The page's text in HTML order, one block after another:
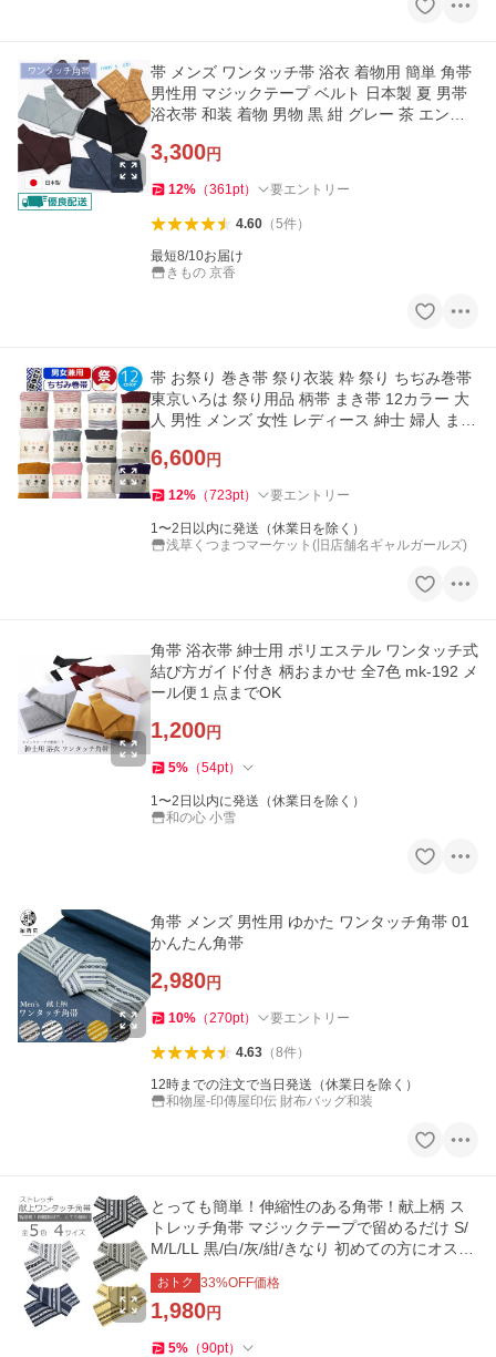
帯 メンズ ワンタッチ帯 浴衣 着物用 簡単 角帯
男性用 マジックテープ ベルト 日本製 夏 男帯
浴衣帯 和装 着物 男物 黒 紺 グレー 茶 エンジ
3,300円
12% （361pt） 要エントリー
4.60（5件）
最短8/10お届け
きもの 京香
帯 お祭り 巻き帯 祭り衣装 粋 祭り ちぢみ巻帯
東京いろは 祭り用品 柄帯 まき帯 12カラー 大
人 男性 メンズ 女性 レディース 紳士 婦人 まつ
6,600円
12% （723pt） 要エントリー
1〜2日以内に発送（休業日を除く）
浅草くつまつマーケット(旧店舗名ギャルガールズ)
角帯 浴衣帯 紳士用 ポリエステル ワンタッチ式
結び方ガイド付き 柄おまかせ 全7色 mk-192 メ
ール便１点までOK
1,200円
5% （54pt）
1〜2日以内に発送（休業日を除く）
和の心 小雪
角帯 メンズ 男性用 ゆかた ワンタッチ角帯 01
かんたん角帯
2,980円
10% （270pt） 要エントリー
4.63（8件）
12時までの注文で当日発送（休業日を除く）
和物屋-印傳屋印伝 財布バッグ和装
とっても簡単！伸縮性のある角帯！献上柄 ス
トレッチ角帯 マジックテープで留めるだけ S/
M/L/LL 黒/白/灰/紺/きなり 初めての方にオスス
メです！
おトク 33%OFF価格
1,980円
5% （90pt）